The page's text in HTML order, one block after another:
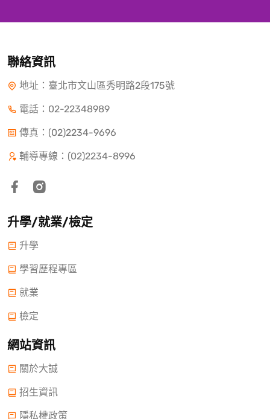
聯絡資訊
地址：臺北市文山區秀明路2段175號
電話： 02-22348989
傳真：(02)2234-9696
輔導專線：(02)2234-8996
升學/就業/檢定
升學
學習歷程專區
就業
檢定
網站資訊
關於大誠
招生資訊
隱私權政策